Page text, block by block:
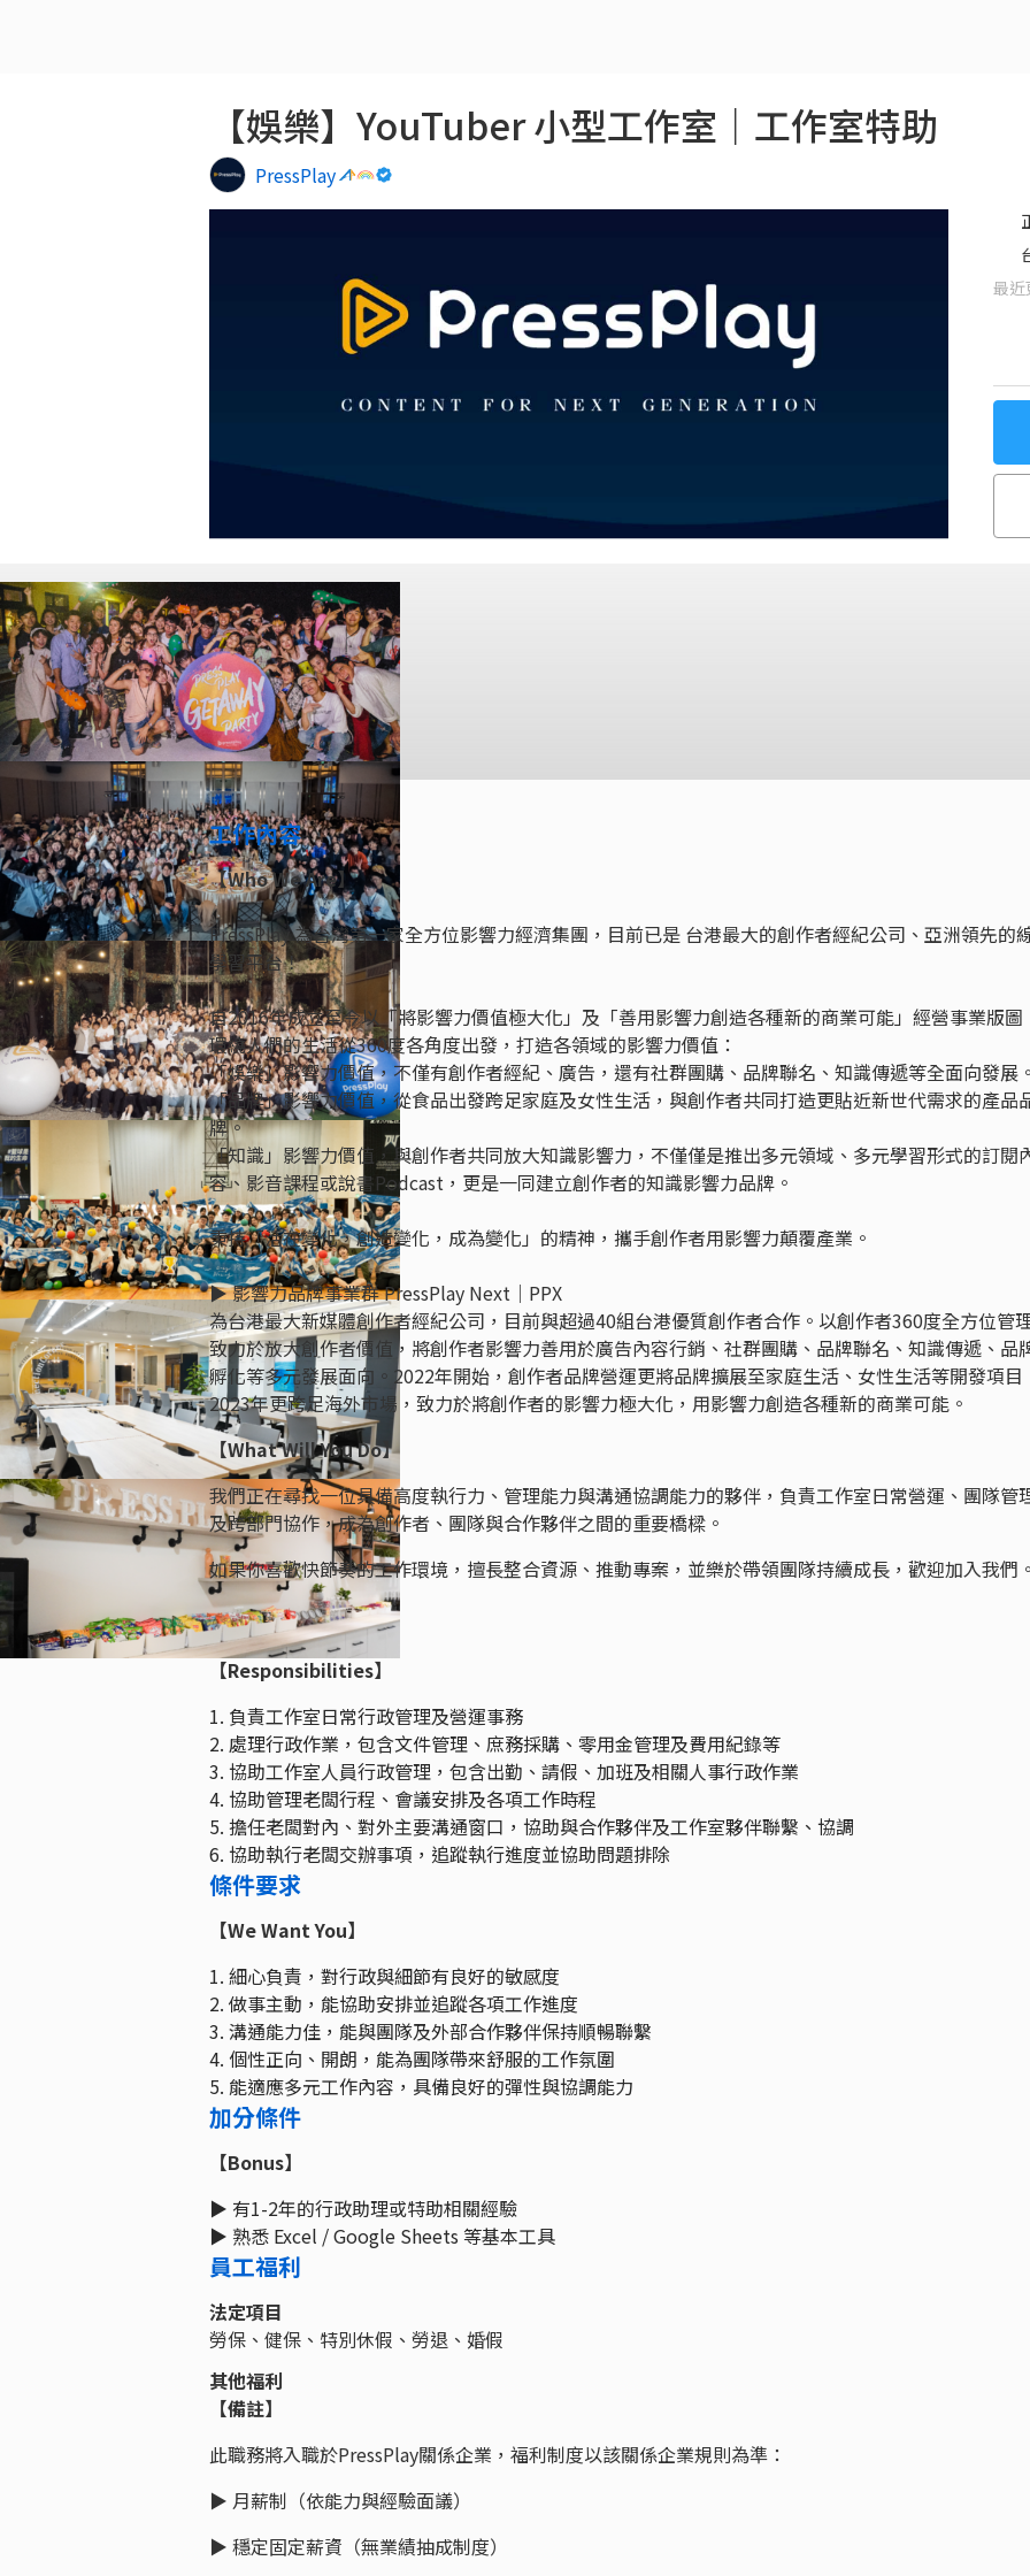
【娛樂】YouTuber 小型工作室｜工作室特助
PressPlay
最
工作內容
【Who We Are】
PressPlay 為台灣第一家全方位影響力經濟集團，目前已是 台港最大的創作者經紀公司、亞洲領先的
學習平台！
自2016年成立至今以「將影響力價值極大化」及「善用影響力創造各種新的商業可能」經營事業版圖
環繞人們的生活從360度各角度出發，打造各領域的影響力價值：
「娛樂」影響力價值，不僅有創作者經紀、廣告，還有社群團購、品牌聯名、知識傳遞等全面向發展
「品牌」影響力價值，從食品出發跨足家庭及女性生活，與創作者共同打造更貼近新世代需求的產品
牌。
「知識」影響力價值，與創作者共同放大知識影響力，不僅僅是推出多元領域、多元學習形式的訂閱
容、影音課程或說書Podcast，更是一同建立創作者的知識影響力品牌。
秉持「活在變化，創造變化，成為變化」的精神，攜手創作者用影響力顛覆產業。
▶︎ 影響力品牌事業群 PressPlay Next｜PPX
為台港最大新媒體創作者經紀公司，目前與超過40組台港優質創作者合作。以創作者360度全方位管
致力於放大創作者價值，將創作者影響力善用於廣告內容行銷、社群團購、品牌聯名、知識傳遞、品
孵化等多元發展面向。2022年開始，創作者品牌營運更將品牌擴展至家庭生活、女性生活等開發項目
2023年更跨足海外市場，致力於將創作者的影響力極大化，用影響力創造各種新的商業可能。
【What Will You Do】
我們正在尋找一位具備高度執行力、管理能力與溝通協調能力的夥伴，負責工作室日常營運、團隊管
及跨部門協作，成為創作者、團隊與合作夥伴之間的重要橋樑。
如果你喜歡快節奏的工作環境，擅長整合資源、推動專案，並樂於帶領團隊持續成長，歡迎加入我們
【Responsibilities】
1. 負責工作室日常行政管理及營運事務
2. 處理行政作業，包含文件管理、庶務採購、零用金管理及費用紀錄等
3. 協助工作室人員行政管理，包含出勤、請假、加班及相關人事行政作業
4. 協助管理老闆行程、會議安排及各項工作時程
5. 擔任老闆對內、對外主要溝通窗口，協助與合作夥伴及工作室夥伴聯繫、協調
6. 協助執行老闆交辦事項，追蹤執行進度並協助問題排除
條件要求
【We Want You】
1. 細心負責，對行政與細節有良好的敏感度
2. 做事主動，能協助安排並追蹤各項工作進度
3. 溝通能力佳，能與團隊及外部合作夥伴保持順暢聯繫
4. 個性正向、開朗，能為團隊帶來舒服的工作氛圍
5. 能適應多元工作內容，具備良好的彈性與協調能力
加分條件
【Bonus】
▶︎ 有1-2年的行政助理或特助相關經驗
▶︎ 熟悉 Excel / Google Sheets 等基本工具
員工福利
法定項目
勞保、健保、特別休假、勞退、婚假
其他福利
【備註】
此職務將入職於PressPlay關係企業，福利制度以該關係企業規則為準：
▶︎ 月薪制（依能力與經驗面議）
▶︎ 穩定固定薪資（無業績抽成制度）